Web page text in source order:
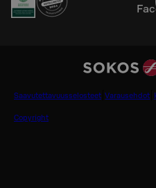
Saavutettavuusselosteet Varausehdot
Copyright